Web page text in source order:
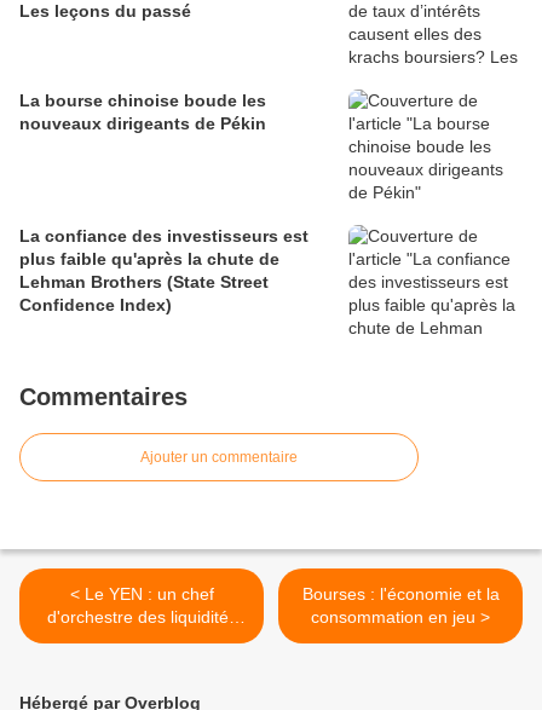
Les leçons du passé
La bourse chinoise boude les
nouveaux dirigeants de Pékin
La confiance des investisseurs est
plus faible qu'après la chute de
Lehman Brothers (State Street
Confidence Index)
Commentaires
Ajouter un commentaire
< Le YEN : un chef
d'orchestre des liquidités
magistral
Bourses : l'économie et la
consommation en jeu >
Hébergé par Overblog